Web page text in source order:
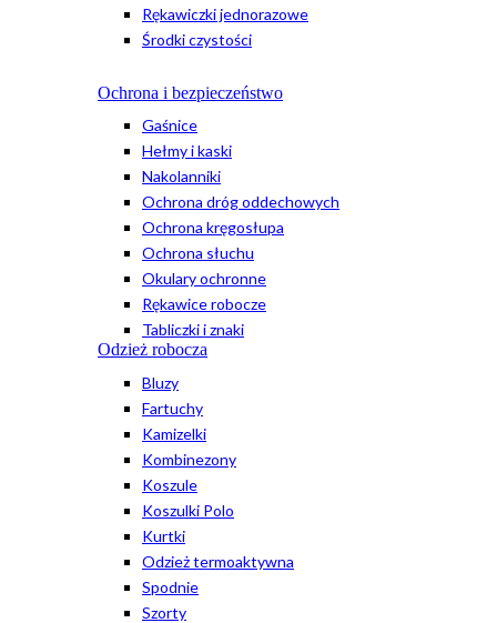
Rękawiczki jednorazowe
Środki czystości
Ochrona i bezpieczeństwo
Gaśnice
Hełmy i kaski
Nakolanniki
Ochrona dróg oddechowych
Ochrona kręgosłupa
Ochrona słuchu
Okulary ochronne
Rękawice robocze
Tabliczki i znaki
Odzież robocza
Bluzy
Fartuchy
Kamizelki
Kombinezony
Koszule
Koszulki Polo
Kurtki
Odzież termoaktywna
Spodnie
Szorty